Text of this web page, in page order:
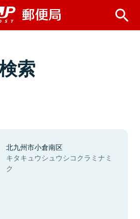
索
北九州市小倉南区
キタキュウシュウシコクラミナミ
ク